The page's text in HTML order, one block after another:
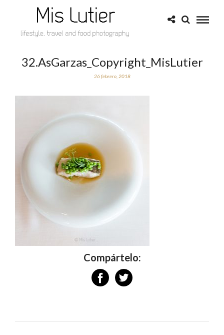
32.AsGarzas_Copyright_MisLutier
26 febrero, 2018
Compártelo: